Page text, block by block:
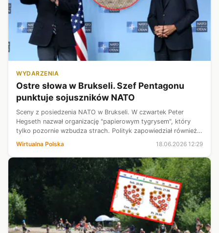
WYDARZENIA
Ostre słowa w Brukseli. Szef Pentagonu
punktuje sojuszników NATO
Sceny z posiedzenia NATO w Brukseli. W czwartek Peter
Hegseth nazwał organizację "papierowym tygrysem", który
tylko pozornie wzbudza strach. Polityk zapowiedział również
dalsze rewizje w amerykańskich bazach w Europie, aby
Wirtualna Polska 18.06.2026 12:29